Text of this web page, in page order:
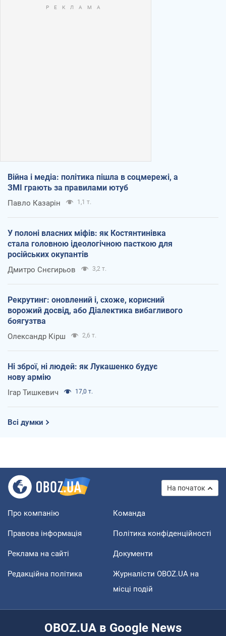
Війна і медіа: політика пішла в соцмережі, а
ЗМІ грають за правилами ютуб
Павло Казарін 1,1 т.
У полоні власних міфів: як Костянтинівка
стала головною ідеологічною пасткою для
російських окупантів
Дмитро Снєгирьов 3,2 т.
Рекрутинг: оновлений і, схоже, корисний
ворожий досвід, або Діалектика вибагливого
боягузтва
Олександр Кірш 2,6 т.
Ні зброї, ні людей: як Лукашенко будує
нову армію
Ігар Тишкевич 17,0 т.
Всі думки
На початок
Про компанію Команда
Правова інформація Політика конфіденційності
Реклама на сайті Документи
Редакційна політика
Журналісти OBOZ.UA на
місці подій
OBOZ.UA в Google News